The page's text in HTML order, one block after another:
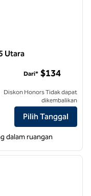
Utara
Durham/North I-85
Dari* $134
Diskon Honors Tidak dapat
dikembalikan
Pilih Tanggal
dalam ruangan